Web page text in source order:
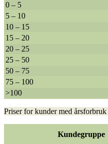
0 – 5
5 – 10
10 – 15
15 – 20
20 – 25
25 – 50
50 – 75
75 – 100
>100
Priser for kunder med årsforbruk
Kundegruppe